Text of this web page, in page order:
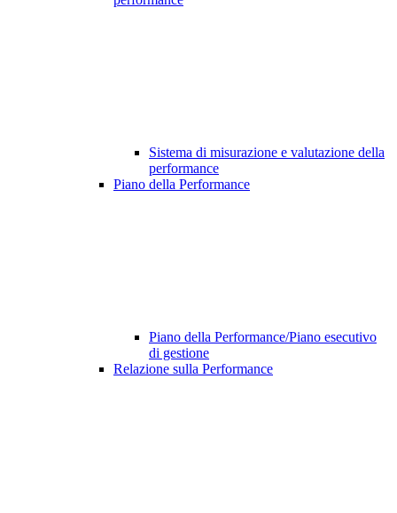
Sistema di misurazione e valutazione della
performance
Piano della Performance
Piano della Performance/Piano esecutivo
di gestione
Relazione sulla Performance